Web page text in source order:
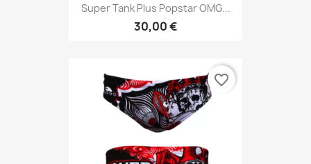
Super Tank Plus Popstar OMG...
30,00 €
favorite_border